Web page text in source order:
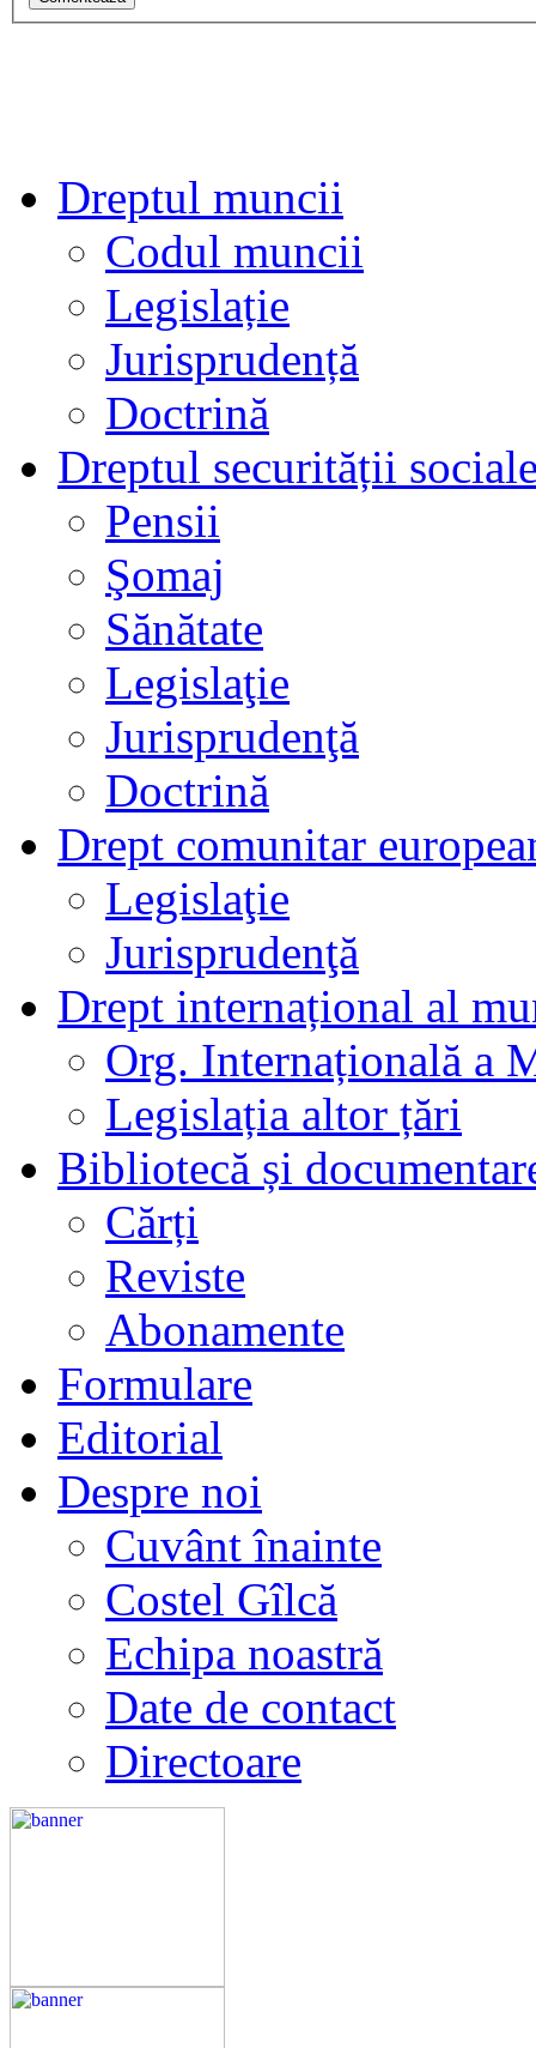
Dreptul muncii
Codul muncii
Legislație
Jurisprudență
Doctrină
Dreptul securității
Pensii
Şomaj
Sănătate
Legislaţie
Jurisprudenţă
Doctrină
Drept comunitar
Legislaţie
Jurisprudenţă
Drept internațional al
Org. Internațională a
Legislația altor țări
Bibliotecă și
Cărți
Reviste
Abonamente
Formulare
Editorial
Despre noi
Cuvânt înainte
Costel Gîlcă
Echipa noastră
Date de contact
Directoare